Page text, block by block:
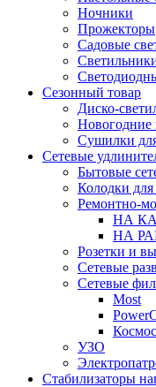
Ночники
Прожекторы
Садовые
Сезонный товар
Диско-
Новогодние
Сушилки
Сетевые
Бытовые
Колодки для
Ремонтно-
НА
НА
Розетки и
Сетевые
Сетевые
Most
Космос
УЗО
Стабилизаторы